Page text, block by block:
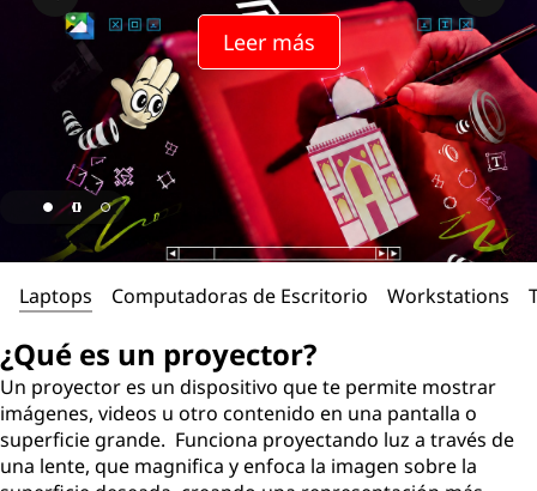
Leer más
Laptops Computadoras de Escritorio Workstations
¿Qué es un proyector?
Un proyector es un dispositivo que te permite mostrar
imágenes, videos u otro contenido en una pantalla o
superficie grande. Funciona proyectando luz a través de
una lente, que magnifica y enfoca la imagen sobre la